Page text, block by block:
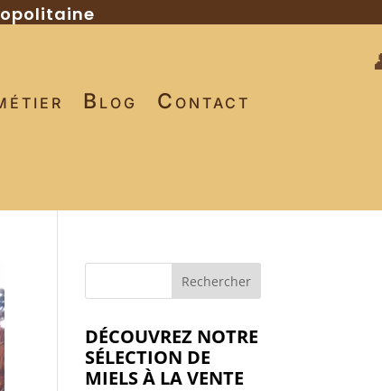
Blog Contact
DÉCOUVREZ NOTRE
SÉLECTION DE
MIELS À LA VENTE